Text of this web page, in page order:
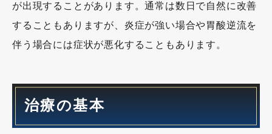
が出現することがあります。通常は数日で自然に改善
することもありますが、炎症が強い場合や胃酸逆流を
伴う場合には症状が悪化することもあります。
治療の基本